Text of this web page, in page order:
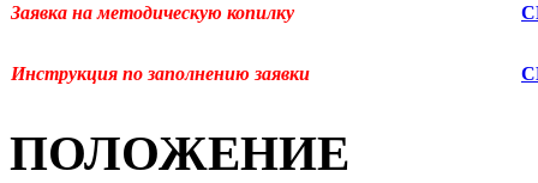
Заявка на методическую копилку
Инструкция по заполнению заявки
ПОЛОЖЕНИЕ